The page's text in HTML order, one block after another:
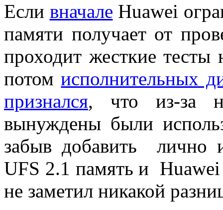
Если вначале Huawei
памяти получает от
проходит жесткие тесты
потомисполнительных
признался, что из-за
вынуждены были
забыв добавить лично
UFS 2.1 память и
не заметил никакой